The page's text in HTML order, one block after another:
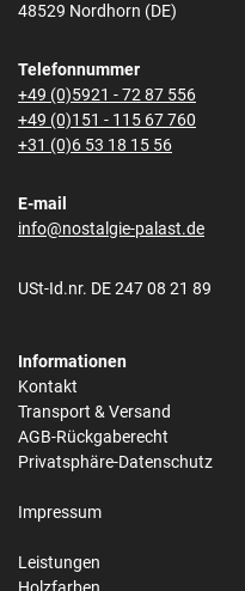
48529 Nordhorn (DE)
Telefonnummer
+49 (0)5921 - 72 87 556
+49 (0)151 - 115 67 760
+31 (0)6 53 18 15 56
E-mail
info@nostalgie-palast.de
USt-Id.nr. DE 247 08 21 89
Informationen
Kontakt
Transport & Versand
AGB-Rückgaberecht
Privatsphäre-Datenschutz
Impressum
Leistungen